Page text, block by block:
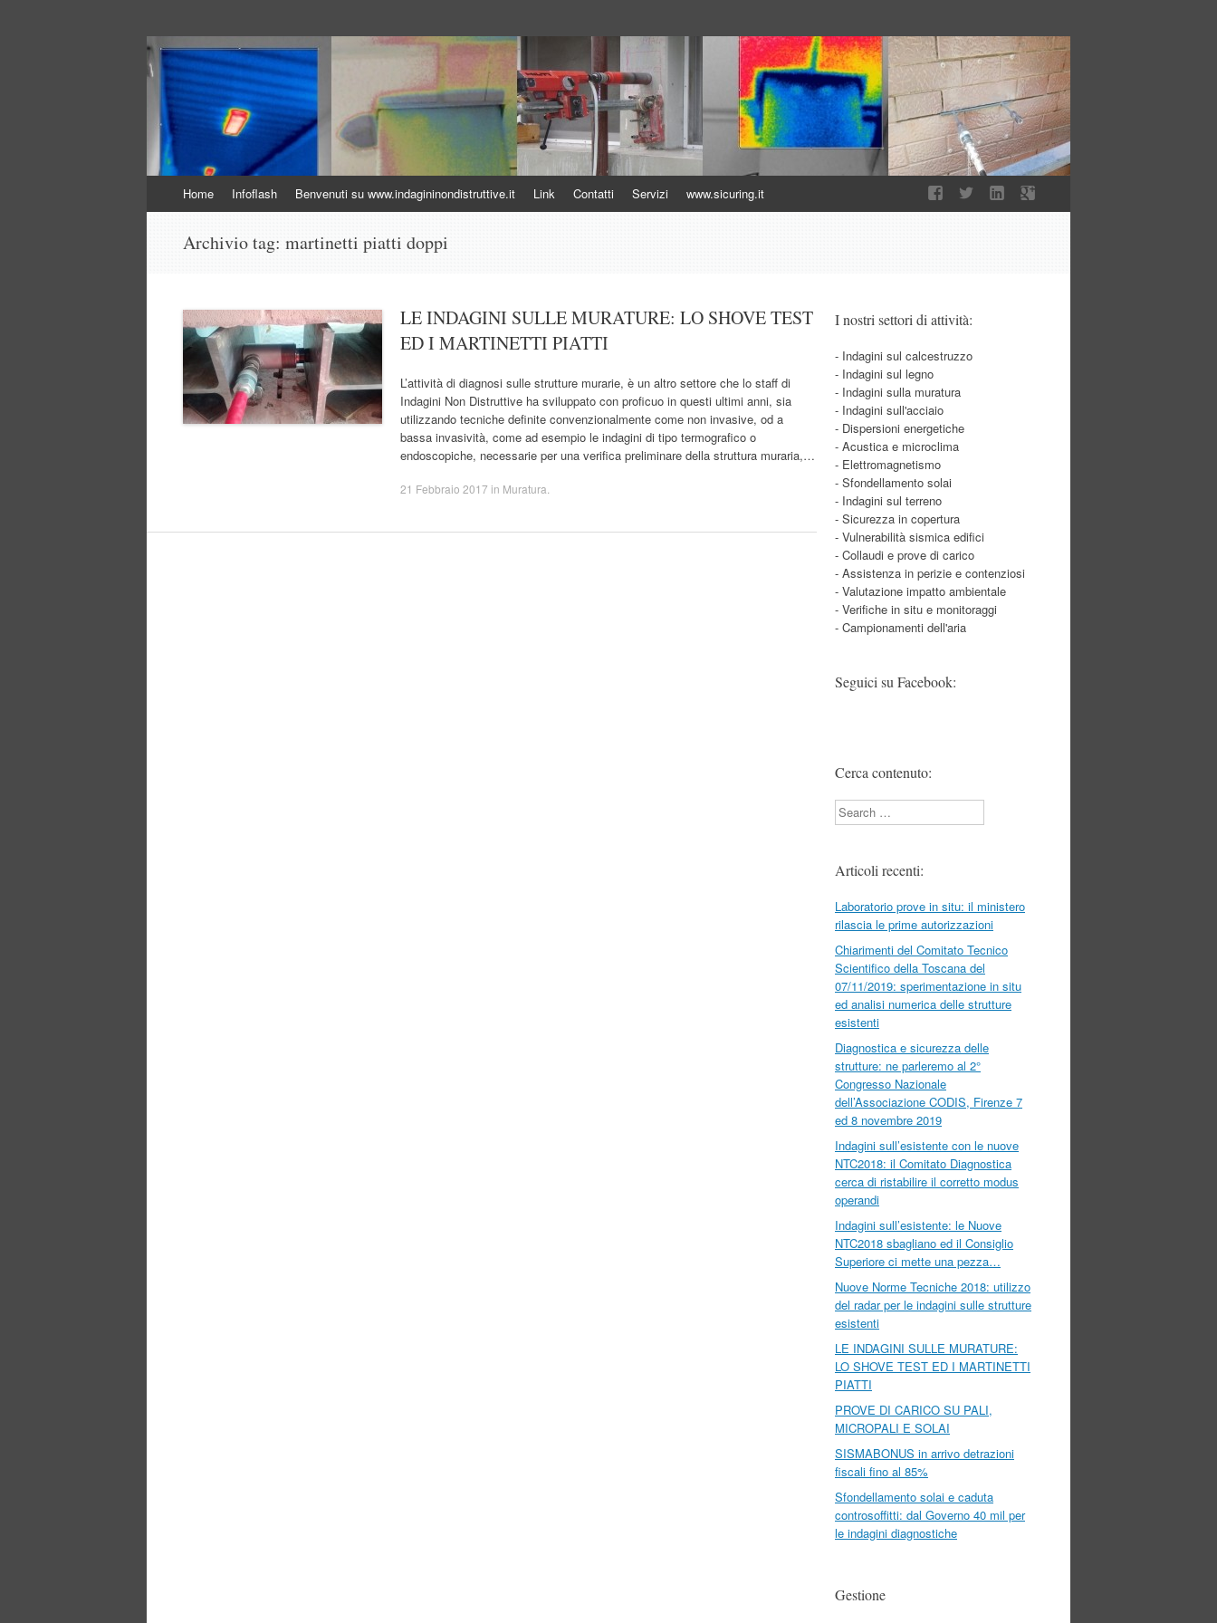
Indagini non distruttive
Indagini Ingegneria e Sicurezza
al
Home Infoflash Benvenuti su www.indagininondistruttive.it Link Contatti Servizi www.sicuring.it
Archivio tag: martinetti piatti doppi
LE INDAGINI SULLE MURATURE: LO SHOVE TEST
ED I MARTINETTI PIATTI
L’attività di diagnosi sulle strutture murarie, è un altro settore che lo staff di
Indagini Non Distruttive ha sviluppato con proficuo in questi ultimi anni, sia
utilizzando tecniche definite convenzionalmente come non invasive, od a
bassa invasività, come ad esempio le indagini di tipo termografico o
endoscopiche, necessarie per una verifica preliminare della struttura muraria,…
21 Febbraio 2017 in Muratura
I nostri settori di attività:
- Indagini sul calcestruzzo
- Indagini sul legno
- Indagini sulla muratura
- Indagini sull'acciaio
- Dispersioni energetiche
- Acustica e microclima
- Elettromagnetismo
- Sfondellamento solai
- Indagini sul terreno
- Sicurezza in copertura
- Vulnerabilità sismica edifici
- Collaudi e prove di carico
- Assistenza in perizie e contenziosi
- Valutazione impatto ambientale
- Verifiche in situ e monitoraggi
- Campionamenti dell'aria
Seguici su Facebook:
Cerca contenuto:
Search
Articoli recenti:
Laboratorio prove in situ: il ministero
rilascia le prime autorizzazioni
Chiarimenti del Comitato Tecnico
Scientifico della Toscana del
07/11/2019: sperimentazione in situ
ed analisi numerica delle strutture
esistenti
Diagnostica e sicurezza delle
strutture: ne parleremo al 2°
Congresso Nazionale
dell’Associazione CODIS, Firenze 7
ed 8 novembre 2019
Indagini sull’esistente con le nuove
NTC2018: il Comitato Diagnostica
cerca di ristabilire il corretto modus
operandi
Indagini sull’esistente: le Nuove
NTC2018 sbagliano ed il Consiglio
Superiore ci mette una pezza…
Nuove Norme Tecniche 2018: utilizzo
del radar per le indagini sulle strutture
esistenti
LE INDAGINI SULLE MURATURE:
LO SHOVE TEST ED I MARTINETTI
PIATTI
PROVE DI CARICO SU PALI,
MICROPALI E SOLAI
SISMABONUS in arrivo detrazioni
fiscali fino al 85%
Sfondellamento solai e caduta
controsoffitti: dal Governo 40 mil per
le indagini diagnostiche
Gestione